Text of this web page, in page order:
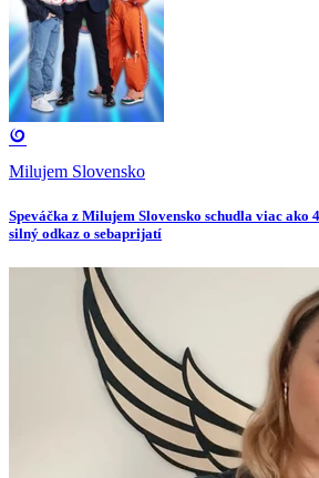
Milujem Slovensko
Speváčka z Milujem Slovensko schudla viac ako
silný odkaz o sebaprijatí